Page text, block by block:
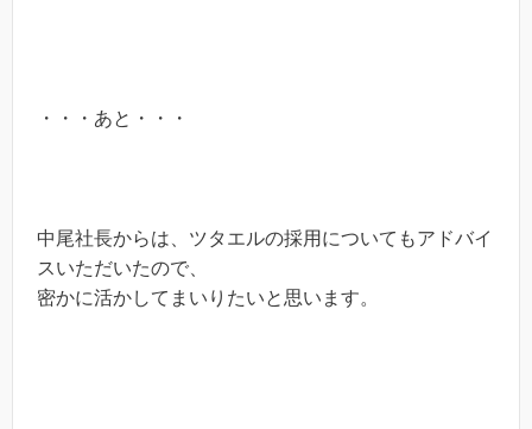
・・・あと・・・
中尾社長からは、ツタエルの採用についてもアドバイ
スいただいたので、
密かに活かしてまいりたいと思います。